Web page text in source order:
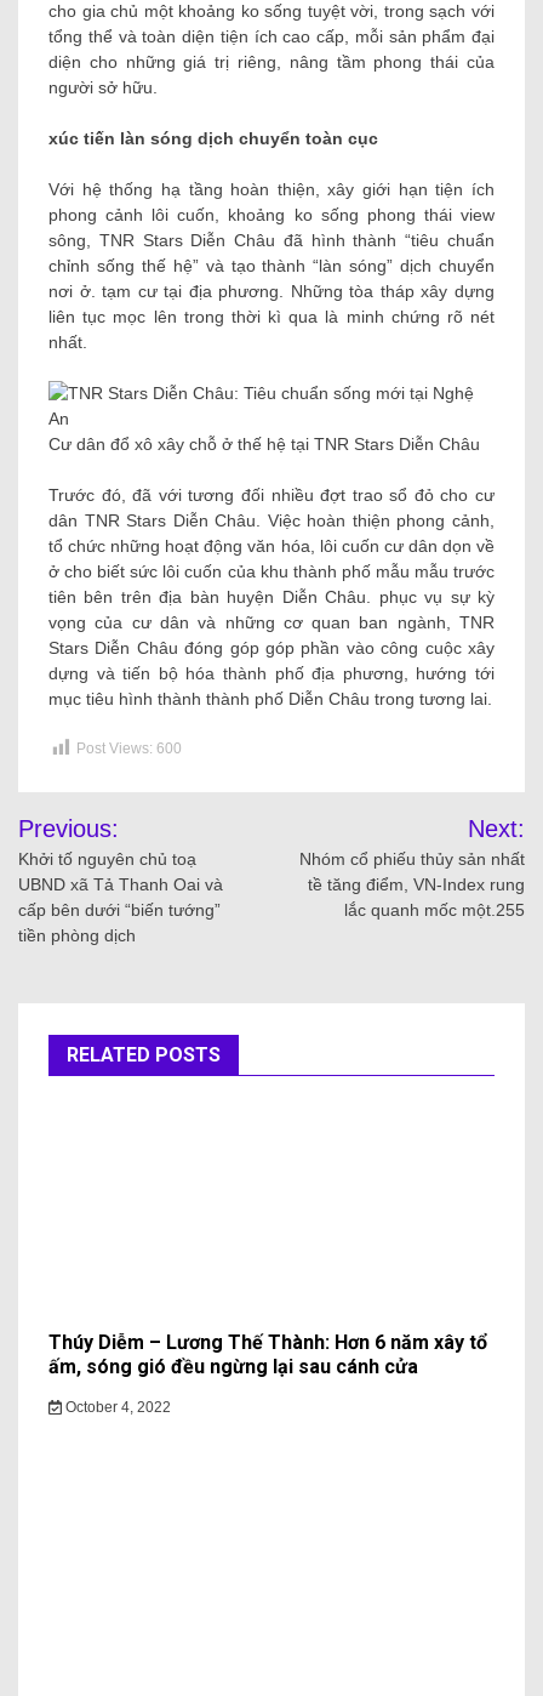
cho gia chủ một khoảng ko sống tuyệt vời, trong sạch với
tổng thể và toàn diện tiện ích cao cấp, mỗi sản phẩm đại
diện cho những giá trị riêng, nâng tầm phong thái của
người sở hữu.
xúc tiến làn sóng dịch chuyển toàn cục
Với hệ thống hạ tầng hoàn thiện, xây giới hạn tiện ích
phong cảnh lôi cuốn, khoảng ko sống phong thái view
sông, TNR Stars Diễn Châu đã hình thành “tiêu chuẩn
chỉnh sống thế hệ” và tạo thành “làn sóng” dịch chuyển
nơi ở. tạm cư tại địa phương. Những tòa tháp xây dựng
liên tục mọc lên trong thời kì qua là minh chứng rõ nét
nhất.
Cư dân đổ xô xây chỗ ở thế hệ tại TNR Stars Diễn Châu
Trước đó, đã với tương đối nhiều đợt trao sổ đỏ cho cư
dân TNR Stars Diễn Châu. Việc hoàn thiện phong cảnh,
tổ chức những hoạt động văn hóa, lôi cuốn cư dân dọn về
ở cho biết sức lôi cuốn của khu thành phố mẫu mẫu trước
tiên bên trên địa bàn huyện Diễn Châu. phục vụ sự kỳ
vọng của cư dân và những cơ quan ban ngành, TNR
Stars Diễn Châu đóng góp góp phần vào công cuộc xây
dựng và tiến bộ hóa thành phố địa phương, hướng tới
mục tiêu hình thành thành phố Diễn Châu trong tương lai.
Post Views: 600
Previous:
Khởi tố nguyên chủ toạ
UBND xã Tả Thanh Oai và
cấp bên dưới “biến tướng”
tiền phòng dịch
Next:
Nhóm cổ phiếu thủy sản nhất
tề tăng điểm, VN-Index rung
lắc quanh mốc một.255
RELATED POSTS
Thúy Diễm – Lương Thế Thành: Hơn 6 năm xây tổ
ấm, sóng gió đều ngừng lại sau cánh cửa
October 4, 2022